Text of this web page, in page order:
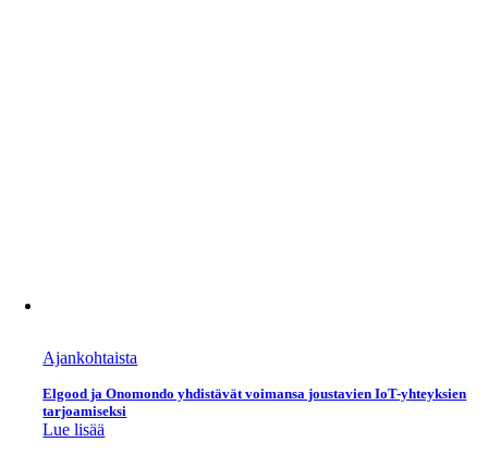
Ajankohtaista
Elgood ja Onomondo yhdistävät voimansa joustavien IoT-yhteyksien
tarjoamiseksi
Lue lisää